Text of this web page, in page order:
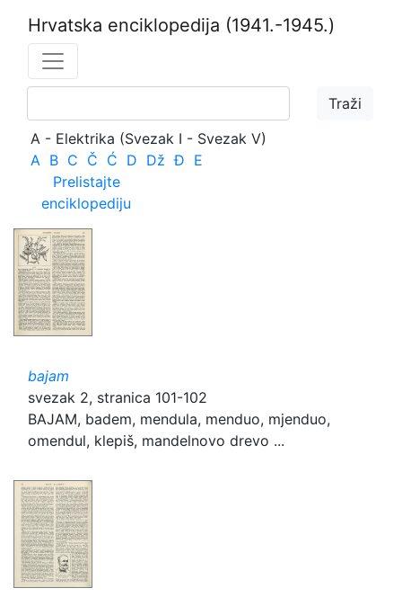
Hrvatska enciklopedija (1941.-1945.)
A - Elektrika (Svezak I - Svezak V)
A B C Č Ć D Dž Đ E
Prelistajte
enciklopediju
bajam
svezak 2, stranica 101-102
BAJAM, badem, mendula, menduo, mjenduo,
omendul, klepiš, mandelnovo drevo ...